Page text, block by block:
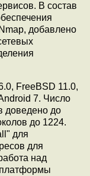
В состав
добавлено
FreeBSD 11.0,
7. Число
доведено до
до 1224.
для
для
над
платформы